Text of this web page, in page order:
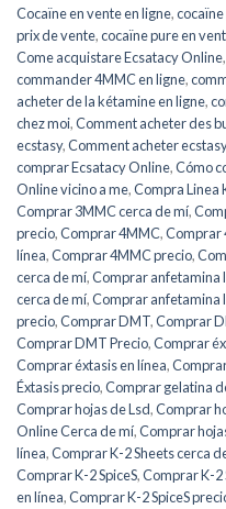
Cocaïne en vente en ligne,
prix de vente,cocaïne pure en
Come acquistare Ecsatacy Online,
commander 4MMC en ligne,
acheter de la kétamine en ligne,
chez moi,Comment acheter des
ecstasy,Comment acheter
comprar Ecsatacy Online,Cómo
Online vicino a me,Compra Linea
Comprar 3MMC cerca de mí,
precio,Comprar 4MMC,Comprar
línea,Comprar 4MMC precio,
cerca de mí,Comprar anfetamina
cerca de mí,Comprar anfetamina
precio,Comprar DMT,Comprar
Comprar DMT Precio,Comprar
Comprar éxtasis en línea,
Éxtasis precio,Comprar gelatina
Comprar hojas de Lsd,Comprar
Online Cerca de mí,Comprar
línea,Comprar K-2 Sheets cerca
Comprar K-2 SpiceS,Comprar K-2
en línea,Comprar K-2 SpiceS